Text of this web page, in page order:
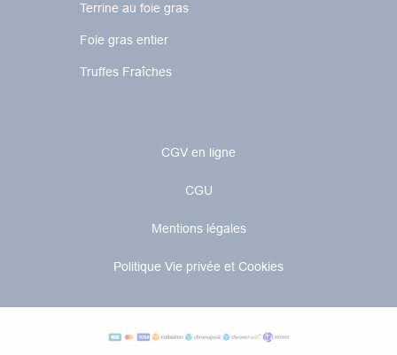
Terrine au foie gras
Foie gras entier
Truffes Fraîches
CGV en ligne
CGU
Mentions légales
Politique Vie privée et Cookies